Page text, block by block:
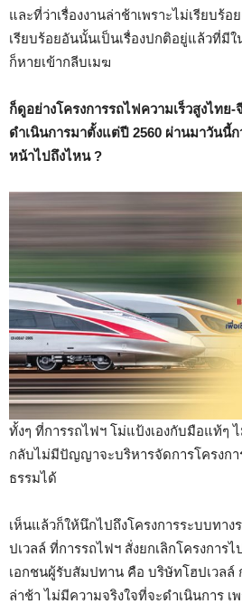
และที่ว่าเรื่องงานล่าช้าเพราะไม่เรียบร้
เรียบร้อยอันนั้นเป็นเรื่องปกติอยู่แล้วที่มี
ก็หายเข้ากลีบเมฆ
ก็ดูอย่างโครงการรถไฟความเร็วสูงไทย
ดำเนินการมาตั้งแต่ปี 2560 ผ่านมาวันนี้
หน้าไปถึงไหน ?
ทั้งๆ ที่การรถไฟฯ โม่แป้งเองกับมือแท้ๆ
กลับไม่มีปัญญาจะบริหารจัดการโครงก
ธรรมได้
เห็นแล้วก็ให้นึกไปถึงโครงการระบบทา
ปเวลล์ ที่การรถไฟฯ สั่งยกเลิกโครงการ
เอกชนผู้รับสัมปทาน คือ บริษัทโฮปเวลล์
ล่าช้า ไม่มีความจริงใจที่จะดำเนินการ เ